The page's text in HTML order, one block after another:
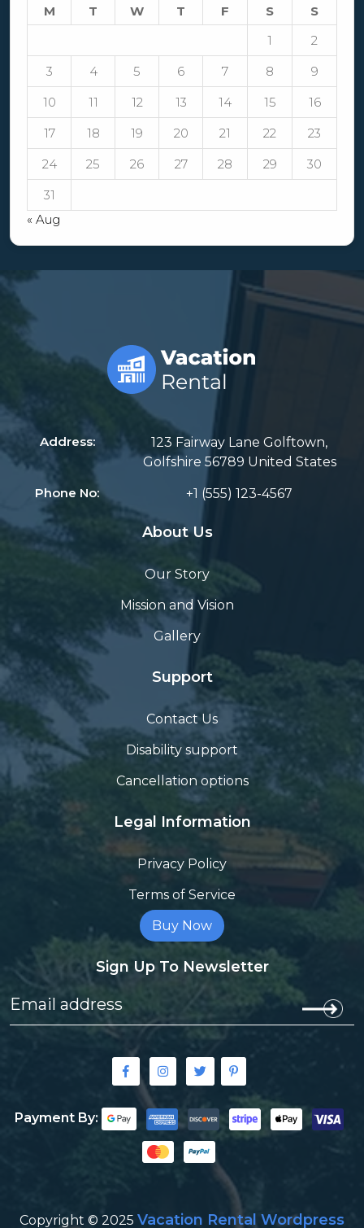
M T W T F S
S
1
2
3
4 5 6 7 8
9
10
11 12 13 14 15
16
17
18 19 20 21 22
23
24
25 26 27 28 29
30
31
« Aug
Address:
123 Fairway Lane Golftown,
Golfshire 56789 United States
Phone No:
+1 (555) 123-4567
About Us
Our Story
Mission and Vision
Gallery
Support
Contact Us
Disability support
Cancellation options
Legal Information
Privacy Policy
Terms of Service
Buy Now
Sign Up To Newsletter
Payment By:
Copyright © 2025 Vacation Rental Wordpress